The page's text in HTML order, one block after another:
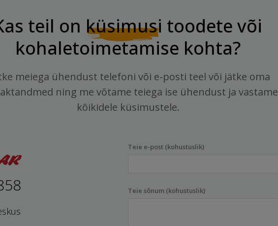
teil on küsimusi toodete või
kohaletoimetamise kohta?
meiega ühendust telefoni või e-posti teel või jätke oma
ning me võtame teiega ise ühendust ja vastame
kõikidele küsimustele.
Teie e-post (kohustuslik)
Teie sõnum (kohustuslik)